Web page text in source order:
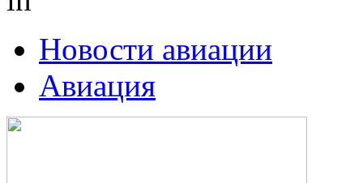
Новости авиации
Авиация